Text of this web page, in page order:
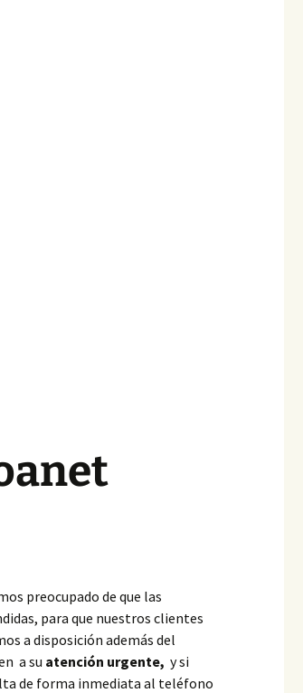
preocupado de que las
para que nuestros clientes
a disposición además del
a su atención urgente, y si
de forma inmediata al teléfono